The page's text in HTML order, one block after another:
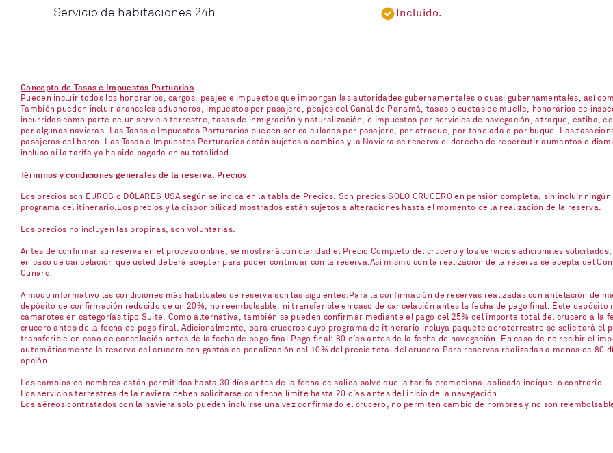
Servicio de habitaciones 24h Incluido.
Concepto de Tasas e Impuestos Portuarios
Pueden incluir todos los honorarios, cargos, peajes e impuestos que impongan las autoridades gubernamentales o cuasi gubernamentales, así
También pueden incluir aranceles aduaneros, impuestos por pasajero, peajes del Canal de Panamá, tasas o cuotas de muelle, honorarios de
incurridos como parte de un servicio terrestre, tasas de inmigración y naturalización, e impuestos por servicios de navegación, atraque, estiba,
por algunas navieras. Las Tasas e Impuestos Porturarios pueden ser calculados por pasajero, por atraque, por tonelada o por buque. Las
pasajeros del barco. Las Tasas e Impuestos Porturarios están sujetos a cambios y la Naviera se reserva el derecho de repercutir aumentos o
incluso si la tarifa ya ha sido pagada en su totalidad.
Términos y condiciones generales de la reserva: Precios
Los precios son EUROS o DÓLARES USA según se indica en la tabla de Precios. Son precios SOLO CRUCERO en pensión completa, sin incluir
programa del itinerario.Los precios y la disponibilidad mostrados están sujetos a alteraciones hasta el momento de la realización de la reserva.
Los precios no incluyen las propinas, son voluntarias.
Antes de confirmar su reserva en el proceso online, se mostrará con claridad el Precio Completo del crucero y los servicios adicionales
en caso de cancelación que usted deberá aceptar para poder continuar con la reserva.Así mismo con la realización de la reserva se acepta del
Cunard.
A modo informativo las condiciones más habituales de reserva son las siguientes:Para la confirmación de reservas realizadas con antelación de
depósito de confirmación reducido de un 20%, no reembolsable, ni transferible en caso de cancelación antes la fecha de pago final. Este
camarotes en categorías tipo Suite. Como alternativa, también se pueden confirmar mediante el pago del 25% del importe total del crucero a la
crucero antes de la fecha de pago final. Adicionalmente, para cruceros cuyo programa de itinerario incluya paquete aeroterrestre se solicitará el
transferible en caso de cancelación antes de la fecha de pago final.Pago final: 80 días antes de la fecha de navegación. En caso de no recibir el
automáticamente la reserva del crucero con gastos de penalización del 10% del precio total del crucero.Para reservas realizadas a menos de 80
opción.
Los cambios de nombres están permitidos hasta 30 días antes de la fecha de salida salvo que la tarifa promocional aplicada indique lo contrario.
Los servicios terrestres de la naviera deben solicitarse con fecha límite hasta 20 días antes del inicio de la navegación.
Los aéreos contratados con la naviera solo pueden incluirse una vez confirmado el crucero, no permiten cambio de nombres y no son